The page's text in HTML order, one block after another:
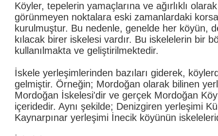
Köyler, tepelerin yamaçlarına ve ağırlıklı
görünmeyen noktalara eski zamanlardaki
kurulmuştur. Bu nedenle, genelde her köyün,
kılacak birer iskelesi vardır. Bu iskelelerin bir
kullanılmakta ve geliştirilmektedir.
İskele yerleşimlerinden bazıları giderek,
gelmiştir. Örneğin; Mordoğan olarak bilinen
Mordoğan İskelesi'dir ve gerçek Mordoğan
içeridedir. Aynı şekilde; Denizgiren yerleşimi
Kaynarpınar yerleşimi İnecik köyünün